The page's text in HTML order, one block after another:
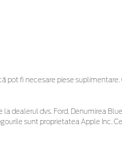
pot fi necesare piese
dealerul dvs. Ford. Denumirea
sunt proprietatea Apple Inc.